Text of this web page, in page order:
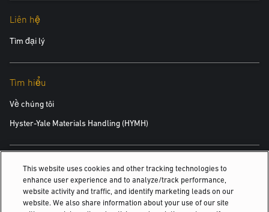
*bắt buộc
*bắt buộc
Sản phẩm bạn đang quan tâm
Lĩnh vực Quan tâm:
Thiết bị Mới
Liên hệ
Tìm đại lý
Tìm hiểu
Về chúng tôi
Hyster-Yale Materials Handling (HYMH)
Việc làm
Việc làm
This website uses cookies and other tracking technologies to
enhance user experience and to analyze/track performance,
website activity and traffic, and identify marketing leads on our
website. We also share information about your use of our site